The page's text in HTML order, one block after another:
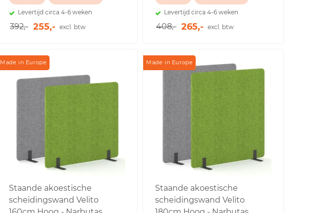
Levertijd circa 4-6 weken
392,- 255,- excl. btw
Levertijd circa 4-6 weken
408,- 265,- excl. btw
Made in Europe
Staande akoestische
scheidingswand Velito
Made in Europe
Staande akoestische
scheidingswand Velito